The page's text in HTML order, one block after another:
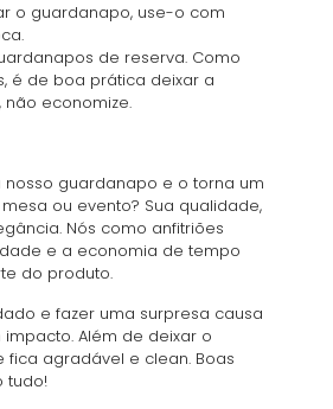
o guardanapo, use-o com
de reserva. Como
é de boa prática deixar a
não economize.
nosso guardanapo e o torna um
ou evento? Sua qualidade,
Nós como anfitriões
e a economia de tempo
do produto.
e fazer uma surpresa causa
Além de deixar o
fica agradável e clean. Boas
tudo!